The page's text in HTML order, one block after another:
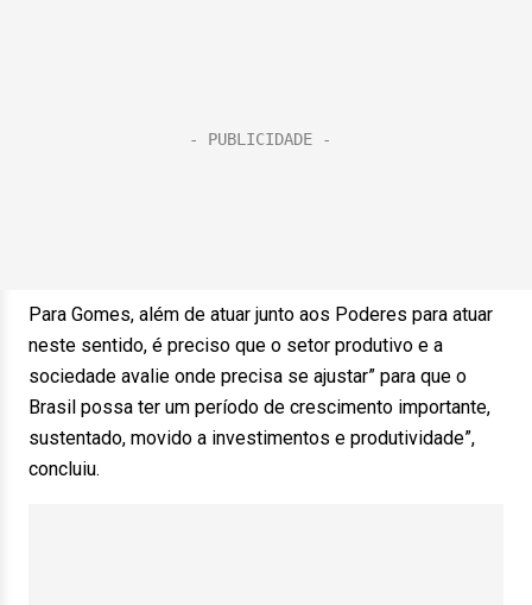
Para Gomes, além de atuar junto aos Poderes para atuar
neste sentido, é preciso que o setor produtivo e a
sociedade avalie onde precisa se ajustar” para que o
Brasil possa ter um período de crescimento importante,
sustentado, movido a investimentos e produtividade”,
concluiu.